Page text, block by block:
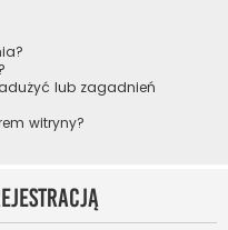
lub zagadnień
witryny?